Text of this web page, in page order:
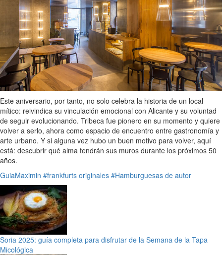
Este aniversario, por tanto, no solo celebra la historia de un local
mítico: reivindica su vinculación emocional con Alicante y su voluntad
de seguir evolucionando. Tribeca fue pionero en su momento y quiere
volver a serlo, ahora como espacio de encuentro entre gastronomía y
arte urbano. Y si alguna vez hubo un buen motivo para volver, aquí
está: descubrir qué alma tendrán sus muros durante los próximos 50
años.
GuiaMaximin #frankfurts originales #Hamburguesas de autor
Soria 2025: guía completa para disfrutar de la Semana de la Tapa
Micológica